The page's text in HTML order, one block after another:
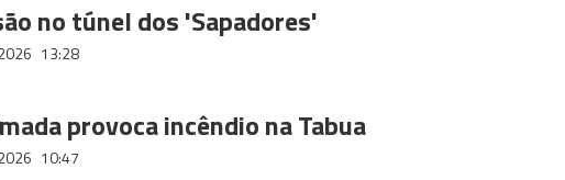
no túnel dos 'Sapadores'
13:28
provoca incêndio na Tabua
10:47